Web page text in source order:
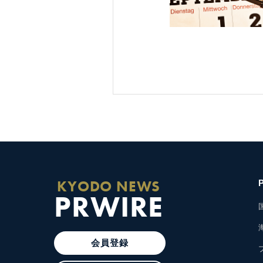
KYODO NEWS
PRWIRE
会員登録